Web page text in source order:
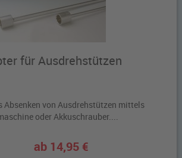
für Ausdrehstützen
Absenken von Ausdrehstützen mittels
oder Akkuschrauber....
ab 14,95 €